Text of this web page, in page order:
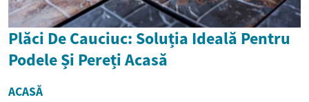
Plăci De Cauciuc: Soluția Ideală Pentru
Podele Și Pereți Acasă
ACASĂ